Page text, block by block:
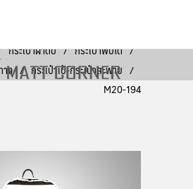
กระเป๋าผ้าดิบ / กระเป๋าพับได้ /
าง / กระเป๋าเป้-กระเป๋าสะพาย /
M20-194